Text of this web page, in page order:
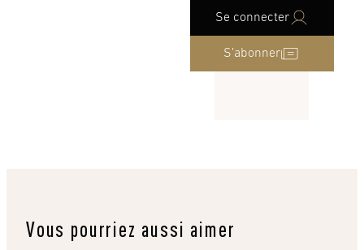
Se connecter
S’abonner
Vous pourriez aussi aimer